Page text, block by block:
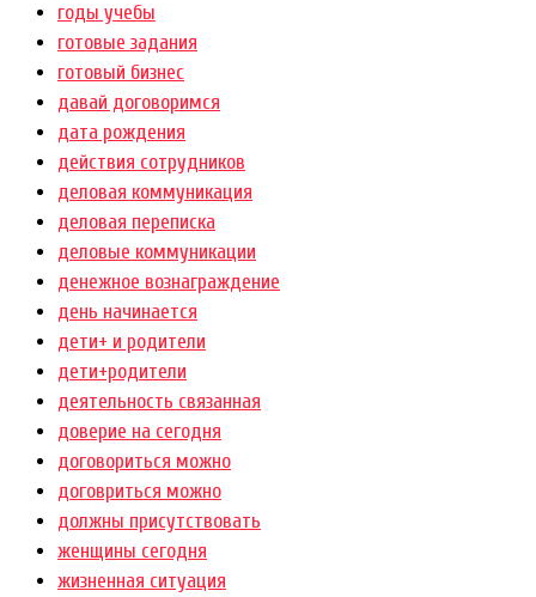
годы учебы
готовые задания
готовый бизнес
давай договоримся
дата рождения
действия сотрудников
деловая коммуникация
деловая переписка
деловые коммуникации
денежное вознаграждение
день начинается
дети+ и родители
дети+родители
деятельность связанная
доверие на сегодня
договориться можно
договриться можно
должны присутствовать
женщины сегодня
жизненная ситуация